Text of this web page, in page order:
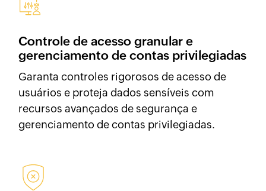
Controle de acesso granular e
gerenciamento de contas privilegiadas
Garanta controles rigorosos de acesso de
usuários e proteja dados sensíveis com
recursos avançados de segurança e
gerenciamento de contas privilegiadas.